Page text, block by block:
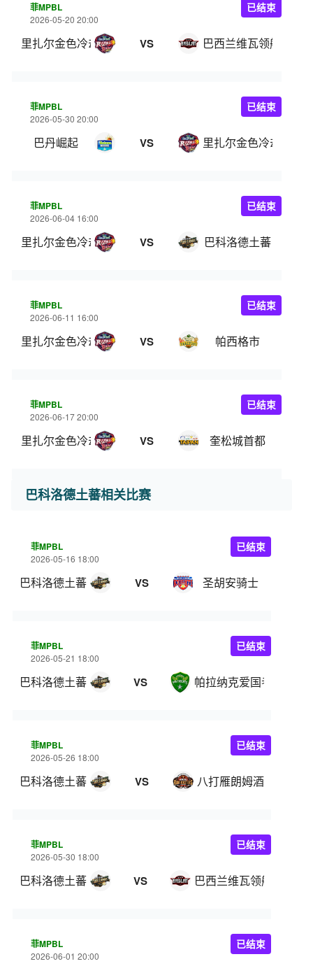
菲MPBL
2026-05-20 20:00
里扎尔金色冷却器 VS 巴西兰维瓦领航
已结束
菲MPBL
2026-05-30 20:00
巴丹崛起 VS 里扎尔金色冷却器
已结束
菲MPBL
2026-06-04 16:00
里扎尔金色冷却器 VS 巴科洛德土蕃
已结束
菲MPBL
2026-06-11 16:00
里扎尔金色冷却器 VS 帕西格市
已结束
菲MPBL
2026-06-17 20:00
里扎尔金色冷却器 VS 奎松城首都
已结束
巴科洛德土蕃相关比赛
菲MPBL
2026-05-16 18:00
巴科洛德土蕃 VS 圣胡安骑士
已结束
菲MPBL
2026-05-21 18:00
巴科洛德土蕃 VS 帕拉纳克爱国者
已结束
菲MPBL
2026-05-26 18:00
巴科洛德土蕃 VS 八打雁朗姆酒
已结束
菲MPBL
2026-05-30 18:00
巴科洛德土蕃 VS 巴西兰维瓦领航
已结束
菲MPBL
2026-06-01 20:00
已结束